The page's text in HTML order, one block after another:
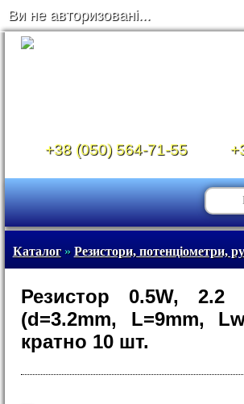
Ви не авторизовані...
+38 (050) 564-71-55
Каталог» Резистори, потенціометри,
Резистор 0.5W,
(d=3.2mm, L=9mm,
кратно 10 шт.